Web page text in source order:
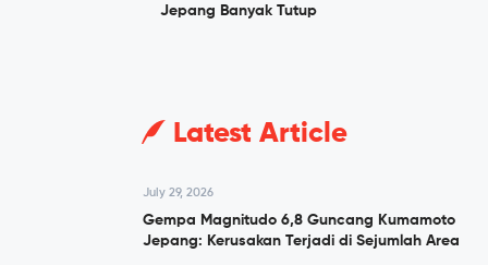
Jepang Banyak Tutup
Latest Article
July 29, 2026
Gempa Magnitudo 6,8 Guncang Kumamoto
Jepang: Kerusakan Terjadi di Sejumlah Area